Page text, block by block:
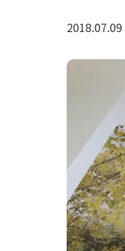
2018.07.09